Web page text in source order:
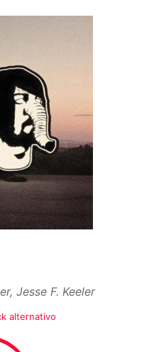
Jesse F. Keeler
alternativo